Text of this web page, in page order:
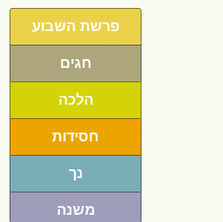
פרשת השבוע
חגים
הלכה
חסידות
נך
משנה